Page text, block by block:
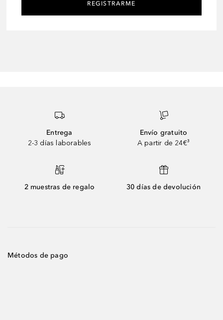
REGISTRARME
Entrega
2-3 días laborables
Envío gratuito
A partir de 24€³
2 muestras de regalo 30 días de devolución
Métodos de pago